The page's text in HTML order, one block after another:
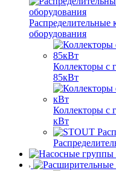
Распределительные
оборудования
Коллекторы с
85кВт
Коллекторы с
кВт